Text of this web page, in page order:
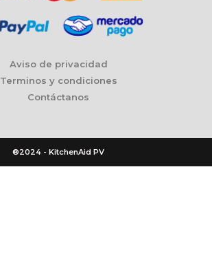
Aviso de privacidad
Terminos y condiciones
Contáctanos
®2024 - KitchenAid PV